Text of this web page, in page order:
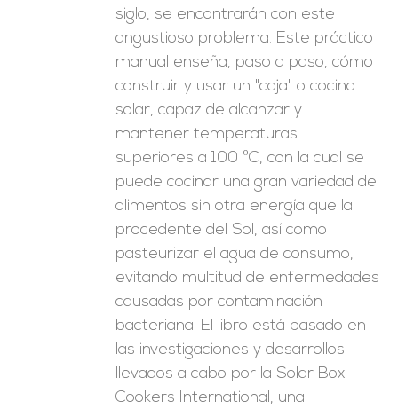
siglo, se encontrarán con este
angustioso problema. Este práctico
manual enseña, paso a paso, cómo
construir y usar un "caja" o cocina
solar, capaz de alcanzar y
mantener temperaturas
superiores a 100 ºC, con la cual se
puede cocinar una gran variedad de
alimentos sin otra energía que la
procedente del Sol, así como
pasteurizar el agua de consumo,
evitando multitud de enfermedades
causadas por contaminación
bacteriana. El libro está basado en
las investigaciones y desarrollos
llevados a cabo por la Solar Box
Cookers International, una